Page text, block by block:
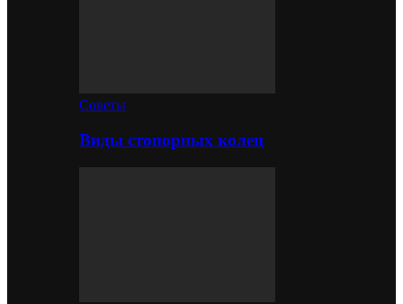
Советы
Виды стопорных колец